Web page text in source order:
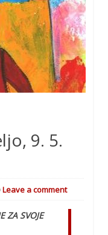
9. 5.
Leave a comment
ZA SVOJE